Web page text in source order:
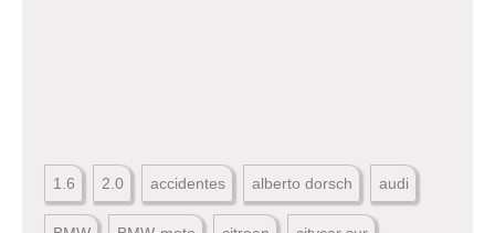
1.6 2.0 accidentes alberto dorsch audi